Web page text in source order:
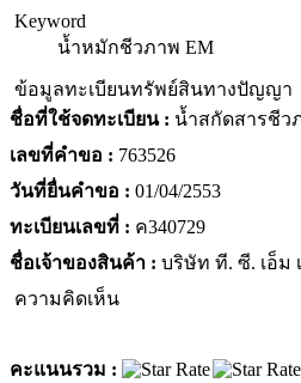
Keyword
น้ำหมักชีวภาพ EM
ข้อมูลทะเบียนทรัพย์สินทางปัญญา
ชื่อที่ใช้จดทะเบียน : น้ำสกัดสารชีว
เลขที่คำขอ : 763526
วันที่ยื่นคำขอ : 01/04/2553
ทะเบียนเลขที่ : ค340729
ชื่อเจ้าของสินค้า : บริษัท ที. ซี. เอ็ม
ความคิดเห็น
คะแนนรวม :